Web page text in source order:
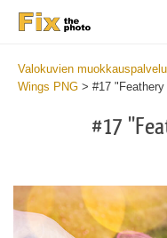
Valokuvien
Wings PNG > #17
#17